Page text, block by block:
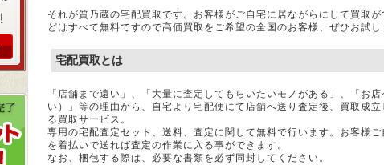
それが質乃蔵の宅配買取です。お客様がご自宅に居ながらにして買取
どはすべて無料ですので高価買取をご希望の全国のお客様、ぜひお試し
宅配買取とは
「店舗まで遠い」、「大量に査定してもらいたいモノがある」、「お
い）」等の理由から、自宅より宅配便にて店舗へ送り査定後、買取成
る買取サービス。
専用の宅配査定セット、送料、査定に関して無料で行います。お客様
を着払いで送れば査定の作業に入る事ができます。
なお、梱包する際は、必要な書類を必ず同封してください。